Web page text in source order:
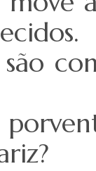
são